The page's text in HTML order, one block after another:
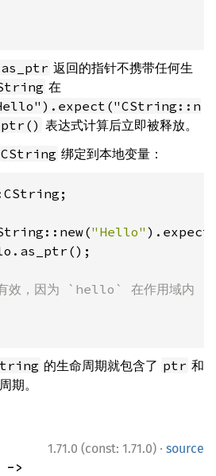
as_ptr 返回的指针不携带任何生
在
表达式计算后立即被释放。
CString 绑定到本地变量：
"Hello"
，因为 `hello` 在作用域内
的生命周期就包含了 ptr 和
期。
1.71.0 (const: 1.71.0) · source